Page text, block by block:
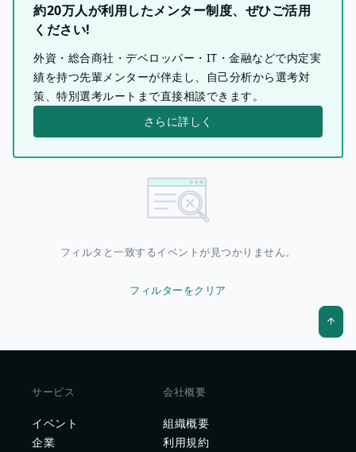
約20万人が利用したメンター制度、ぜひご活用
ください!
外資・総合商社・デベロッパー・IT・金融などで内定実
績を持つ先輩メンターが伴走し、自己分析から選考対
策、特別選考ルートまで直接相談できます。
さらに詳しく
フィルタと一致するイベントが見つかりません。
フィルターをクリア
サービス
イベント
企業
会社概要
組織概要
利用規約